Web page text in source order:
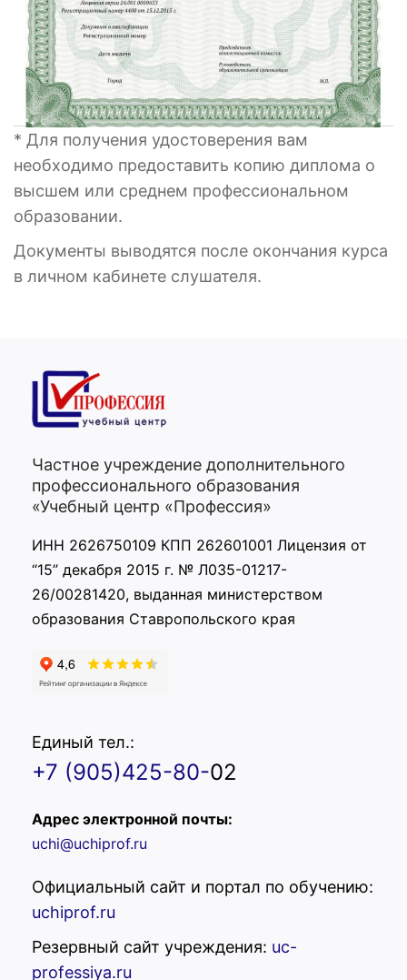
* Для получения удостоверения вам
необходимо предоставить копию диплома о
высшем или среднем профессиональном
образовании.
Документы выводятся после окончания курса
в личном кабинете слушателя.
Частное учреждение дополнительного
профессионального образования
«Учебный центр «Профессия»
ИНН 2626750109 КПП 262601001 Лицензия от
“15” декабря 2015 г. № Л035-01217-
26/00281420, выданная министерством
образования Ставропольского края
Единый тел.:
+7 (905)425-80-02
Адрес электронной почты:
uchi@uchiprof.ru
Официальный сайт и портал по обучению:
uchiprof.ru
Резервный сайт учреждения: uc-
professiya.ru